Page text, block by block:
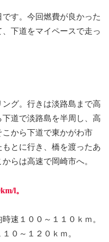
す。今回燃費が良かった
下道をマイペースで走っ
グ。行きは淡路島まで高
道で淡路島を半周し、高
から下道で東かがわ市
とに行き、橋を渡ったあ
らは高速で岡崎市へ。
km/l。
速１００～１１０ｋｍ。
０～１２０ｋｍ。